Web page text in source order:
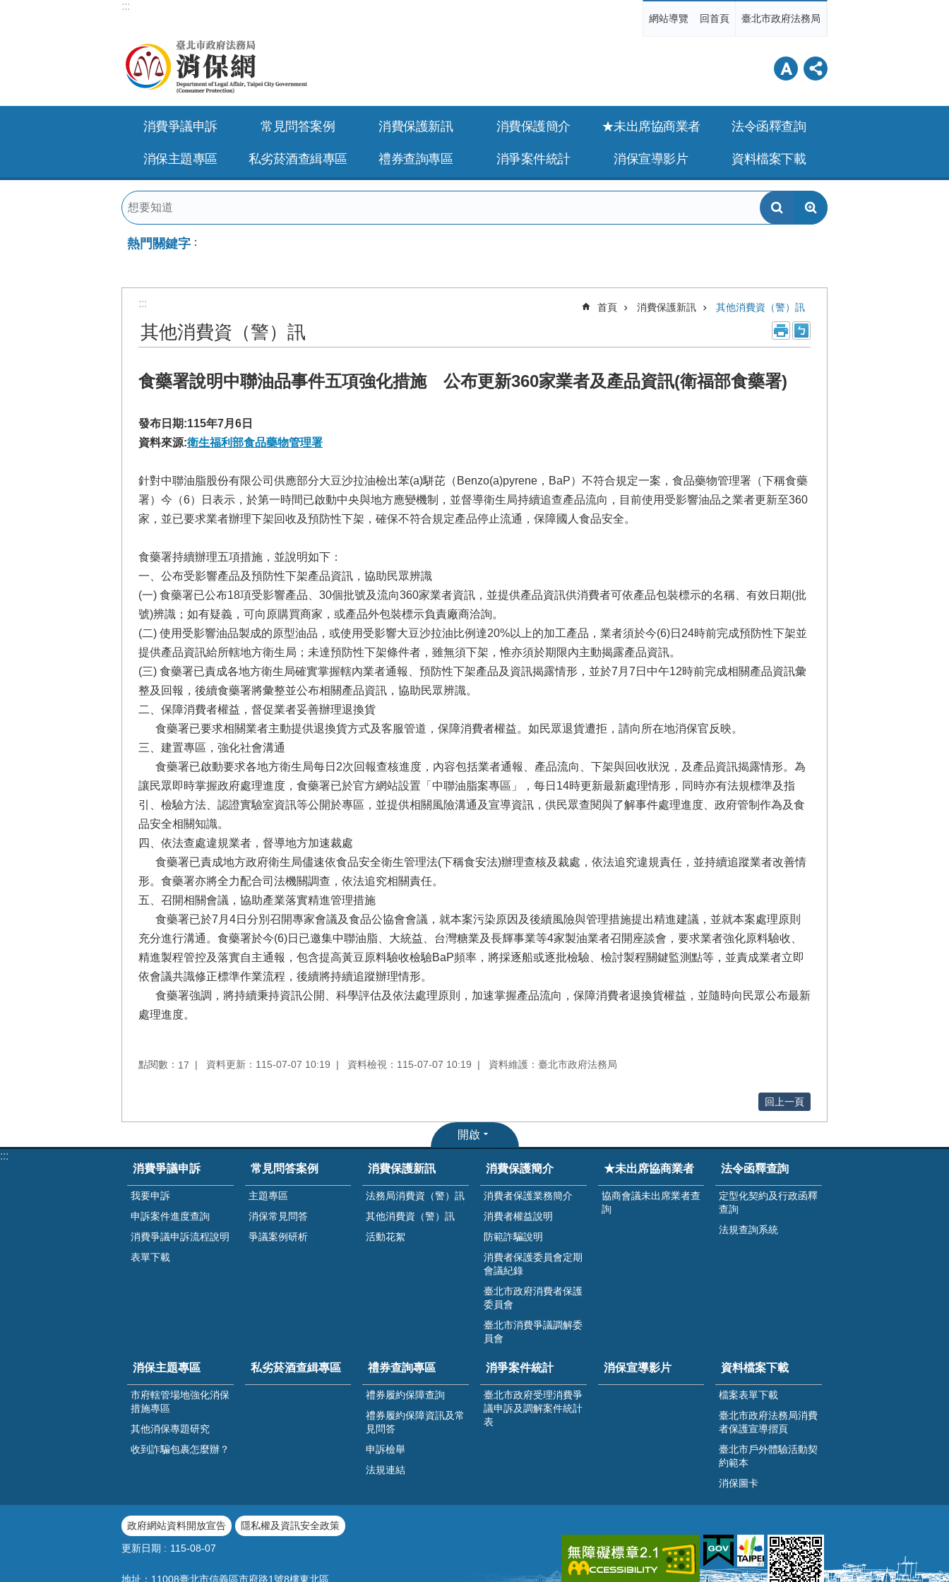
:::
網站導覽 回首頁 臺北市政府法務局
消費爭議申訴 常見問答案例 消費保護新訊 消費保護簡介 ★未出席協商業者 法令函釋查詢
消保主題專區 私劣菸酒查緝專區 禮券查詢專區 消爭案件統計 消保宣導影片 資料檔案下載
熱門關鍵字
::: 首頁 消費保護新訊 其他消費資（警）訊
其他消費資（警）訊
食藥署說明中聯油品事件五項強化措施 公布更新360家業者及產品資訊(衛福部食藥署)
發布日期:115年7月6日
資料來源:衛生福利部食品藥物管理署
針對中聯油脂股份有限公司供應部分大豆沙拉油檢出苯(a)駢芘（Benzo(a)pyrene，BaP）不符合規定一案，食品藥物管理署（下稱食藥
署）今（6）日表示，於第一時間已啟動中央與地方應變機制，並督導衛生局持續追查產品流向，目前使用受影響油品之業者更新至360
家，並已要求業者辦理下架回收及預防性下架，確保不符合規定產品停止流通，保障國人食品安全。
食藥署持續辦理五項措施，並說明如下：
一、公布受影響產品及預防性下架產品資訊，協助民眾辨識
(一) 食藥署已公布18項受影響產品、30個批號及流向360家業者資訊，並提供產品資訊供消費者可依產品包裝標示的名稱、有效日期(批
號)辨識；如有疑義，可向原購買商家，或產品外包裝標示負責廠商洽詢。
(二) 使用受影響油品製成的原型油品，或使用受影響大豆沙拉油比例達20%以上的加工產品，業者須於今(6)日24時前完成預防性下架並
提供產品資訊給所轄地方衛生局；未達預防性下架條件者，雖無須下架，惟亦須於期限內主動揭露產品資訊。
(三) 食藥署已責成各地方衛生局確實掌握轄內業者通報、預防性下架產品及資訊揭露情形，並於7月7日中午12時前完成相關產品資訊彙
整及回報，後續食藥署將彙整並公布相關產品資訊，協助民眾辨識。
二、保障消費者權益，督促業者妥善辦理退換貨
食藥署已要求相關業者主動提供退換貨方式及客服管道，保障消費者權益。如民眾退貨遭拒，請向所在地消保官反映。
三、建置專區，強化社會溝通
食藥署已啟動要求各地方衛生局每日2次回報查核進度，內容包括業者通報、產品流向、下架與回收狀況，及產品資訊揭露情形。為
讓民眾即時掌握政府處理進度，食藥署已於官方網站設置「中聯油脂案專區」，每日14時更新最新處理情形，同時亦有法規標準及指
引、檢驗方法、認證實驗室資訊等公開於專區，並提供相關風險溝通及宣導資訊，供民眾查閱與了解事件處理進度、政府管制作為及食
品安全相關知識。
四、依法查處違規業者，督導地方加速裁處
食藥署已責成地方政府衛生局儘速依食品安全衛生管理法(下稱食安法)辦理查核及裁處，依法追究違規責任，並持續追蹤業者改善情
形。食藥署亦將全力配合司法機關調查，依法追究相關責任。
五、召開相關會議，協助產業落實精進管理措施
食藥署已於7月4日分別召開專家會議及食品公協會會議，就本案污染原因及後續風險與管理措施提出精進建議，並就本案處理原則
充分進行溝通。食藥署於今(6)日已邀集中聯油脂、大統益、台灣糖業及長輝事業等4家製油業者召開座談會，要求業者強化原料驗收、
精進製程管控及落實自主通報，包含提高黃豆原料驗收檢驗BaP頻率，將採逐船或逐批檢驗、檢討製程關鍵監測點等，並責成業者立即
依會議共識修正標準作業流程，後續將持續追蹤辦理情形。
食藥署強調，將持續秉持資訊公開、科學評估及依法處理原則，加速掌握產品流向，保障消費者退換貨權益，並隨時向民眾公布最新
處理進度。
點閱數： 17 資料更新：115-07-07 10:19 資料檢視：115-07-07 10:19 資料維護：臺北市政府法務局
回上一頁
開啟
:::
消費爭議申訴
我要申訴
申訴案件進度查詢
消費爭議申訴流程說明
表單下載
常見問答案例
主題專區
消保常見問答
爭議案例研析
消費保護新訊
法務局消費資（警）訊
其他消費資（警）訊
活動花絮
消費保護簡介
消費者保護業務簡介
消費者權益說明
防範詐騙說明
消費者保護委員會定期
會議紀錄
臺北市政府消費者保護
委員會
臺北市消費爭議調解委
員會
★未出席協商業者
協商會議未出席業者查
詢
法令函釋查詢
定型化契約及行政函釋
查詢
法規查詢系統
消保主題專區
市府轄管場地強化消保
措施專區
其他消保專題研究
收到詐騙包裹怎麼辦？
私劣菸酒查緝專區 禮券查詢專區
禮券履約保障查詢
禮券履約保障資訊及常
見問答
申訴檢舉
法規連結
消爭案件統計
臺北市政府受理消費爭
議申訴及調解案件統計
表
消保宣導影片 資料檔案下載
檔案表單下載
臺北市政府法務局消費
者保護宣導摺頁
臺北市戶外體驗活動契
約範本
消保圖卡
政府網站資料開放宣告
隱私權及資訊安全政策
更新日期
115-08-07
地址：11008臺北市信義區市府路1號8樓東北區